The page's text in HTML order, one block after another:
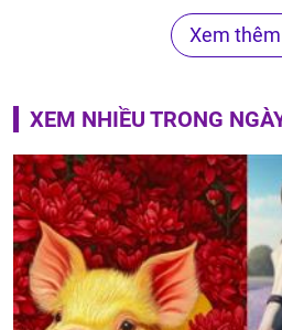
Xem thêm
XEM NHIỀU TRONG